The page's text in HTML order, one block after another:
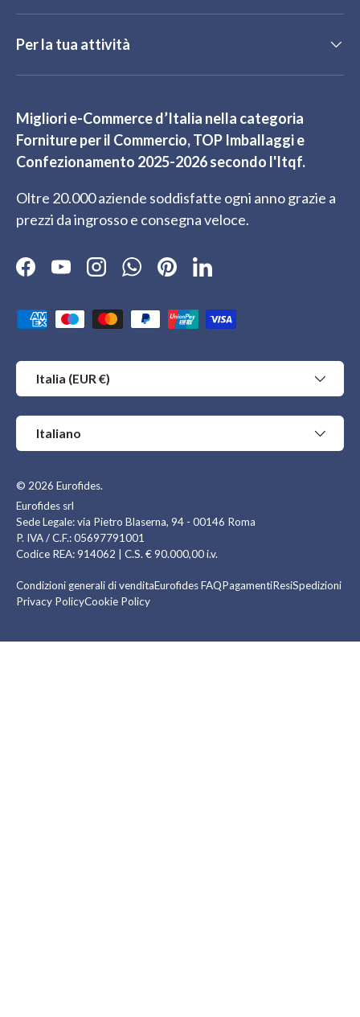
Per la tua attività
Migliori e-Commerce d’Italia nella categoria
Forniture per il Commercio, TOP Imballaggi e
Confezionamento 2025-2026 secondo l'Itqf.
Oltre 20.000 aziende soddisfatte ogni anno grazie a
prezzi da ingrosso e consegna veloce.
Facebook
YouTubeInstagramWhatsApp
PinterestLinkedIn
Metodi di pagamento accettati
Paese/Regione
Italia (EUR €)
Lingua
Italiano
© 2026 Eurofides.
Eurofides srl
Sede Legale: via Pietro Blaserna, 94 - 00146 Roma
P. IVA / C.F.: 05697791001
Codice REA: 914062 | C.S. € 90.000,00 i.v.
Condizioni generali di venditaEurofides FAQPagamentiResiSpedizioni
Privacy PolicyCookie Policy